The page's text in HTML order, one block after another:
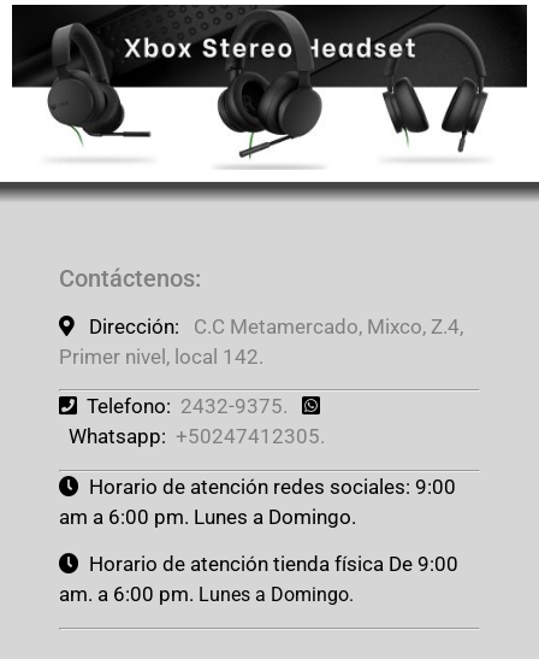
Contáctenos:
Dirección:
C.C Metamercado, Mixco, Z.4,
Primer nivel, local 142.
Telefono: 2432-9375.
Whatsapp: +50247412305.
Horario de atención redes sociales: 9:00
am a 6:00 pm. Lunes a Domingo.
Horario de atención tienda física De 9:00
am. a 6:00 pm. Lunes a Domingo.